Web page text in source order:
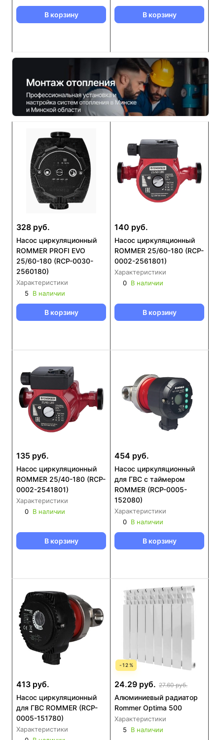
В корзину В корзину
328 руб.
Насос циркуляционный
ROMMER PROFI EVO
25/60-180 (RCP-0030-
2560180)
Характеристики
5
В наличии
В корзину
140 руб.
Насос циркуляционный
ROMMER 25/60-180 (RCP-
0002-2561801)
Характеристики
0 В наличии
В корзину
135 руб.
Насос циркуляционный
ROMMER 25/40-180 (RCP-
0002-2541801)
Характеристики
0 В наличии
В корзину
454 руб.
Насос циркуляционный
для ГВС с таймером
ROMMER (RCP-0005-
152080)
Характеристики
0 В наличии
В корзину
413 руб.
Насос циркуляционный
для ГВС ROMMER (RCP-
0005-151780)
Характеристики
-12%
24.29 руб. 27.60 руб.
Алюминиевый радиатор
Rommer Optima 500
Характеристики
5
В наличии